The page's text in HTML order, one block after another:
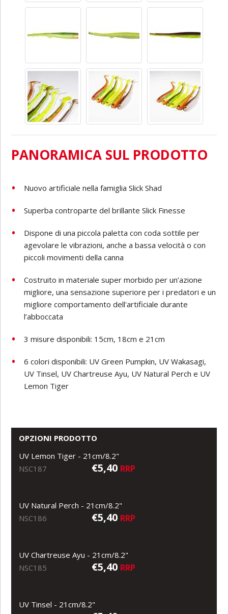
PANORAMICA SUL PRODOTTO
Nuovo artificiale nella famiglia Slick Shad
Superba controparte del brillante Slick Finesse
Dispone di una piccola paletta con coda sottile per
agevolare le vibrazioni, anche a bassa velocità o con
piccoli movimenti della canna
Costruito in materiale super morbido per un’azione
migliore, una sensazione superiore per i predatori e un
migliore comportamento dell'artificiale durante
l’abboccata
3 misure disponibili: 15cm, 18cm e 21cm
6 colori disponibili: UV Green Pumpkin, UV Wakasagi,
UV Tinsel, UV Chartreuse Ayu, UV Natural Perch e UV
Lemon Tiger
OPZIONI PRODOTTO
UV Lemon Tiger - 21cm/8.2"
NSC187
€5,40 RRP
UV Natural Perch - 21cm/8.2"
NSC186
€5,40 RRP
UV Chartreuse Ayu - 21cm/8.2"
NSC185
€5,40 RRP
UV Tinsel - 21cm/8.2"